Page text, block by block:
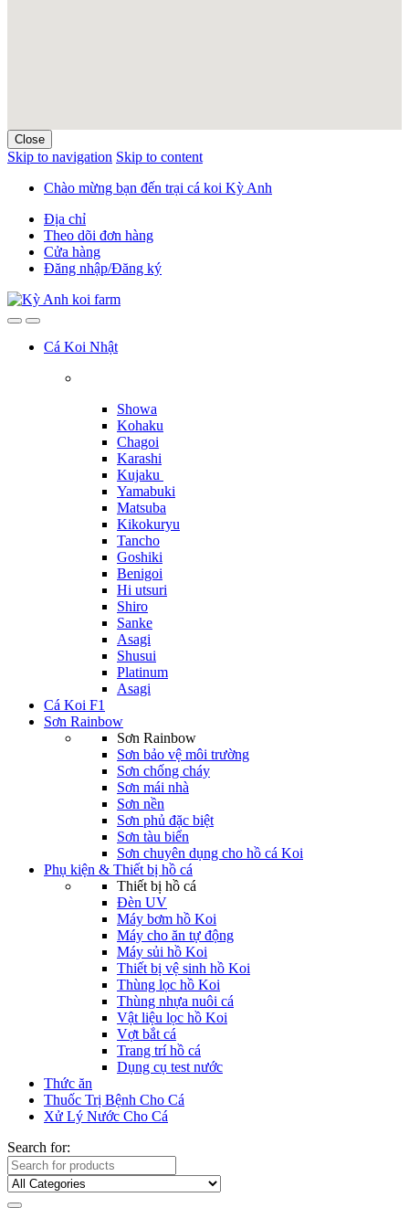
Close
Skip to navigation Skip to content
Chào mừng bạn đến trại cá koi Kỳ Anh
Địa chỉ
Theo dõi đơn hàng
Cửa hàng
Đăng nhập/Đăng ký
Cá Koi Nhật
Showa
Kohaku
Chagoi
Karashi
Kujaku
Yamabuki
Matsuba
Kikokuryu
Tancho
Goshiki
Benigoi
Hi utsuri
Shiro
Sanke
Asagi
Shusui
Platinum
Asagi
Cá Koi F1
Sơn Rainbow
Sơn Rainbow
Sơn bảo vệ môi trường
Sơn chống cháy
Sơn mái nhà
Sơn nền
Sơn phủ đặc biệt
Sơn tàu biển
Sơn chuyên dụng cho hồ cá Koi
Phụ kiện & Thiết bị hồ cá
Thiết bị hồ cá
Đèn UV
Máy bơm hồ Koi
Máy cho ăn tự động
Máy sủi hồ Koi
Thiết bị vệ sinh hồ Koi
Thùng lọc hồ Koi
Thùng nhựa nuôi cá
Vật liệu lọc hồ Koi
Vợt bắt cá
Trang trí hồ cá
Dụng cụ test nước
Thức ăn
Thuốc Trị Bệnh Cho Cá
Xử Lý Nước Cho Cá
Search for: